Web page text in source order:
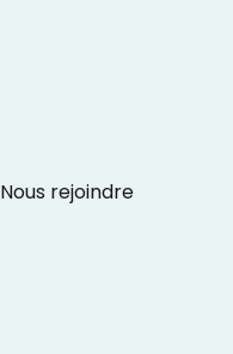
Nous rejoindre